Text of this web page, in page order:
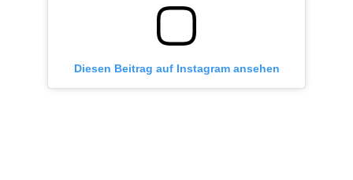
Diesen Beitrag auf Instagram ansehen